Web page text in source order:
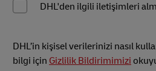
DHL'den ilgili iletişimleri
DHL’in kişisel verilerinizi nasıl
bilgi için Gizlilik Bildirimimizi